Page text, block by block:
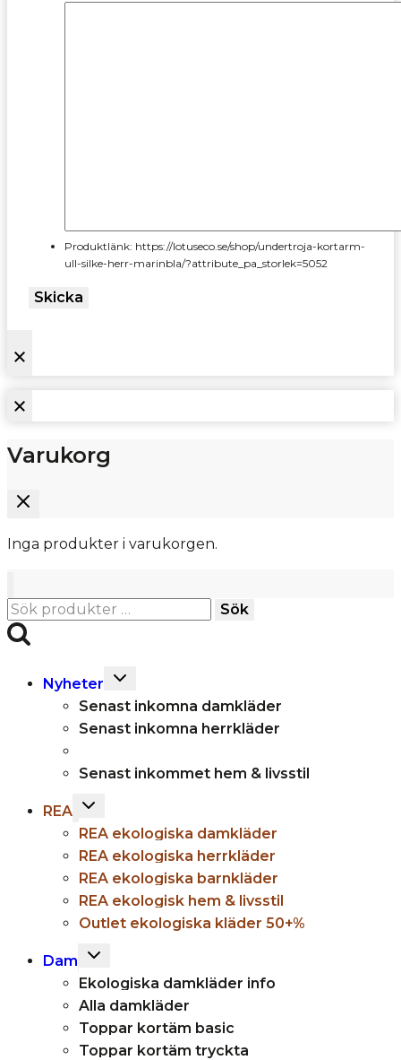
Produktlänk: https://lotuseco.se/shop/undertroja-kortarm-
ull-silke-herr-marinbla/?attribute_pa_storlek=5052
Skicka
Varukorg
Inga produkter i varukorgen.
Sök
efter:
Sök
Nyheter
Toggle
child
menu
Senast inkomna damkläder
Senast inkomna herrkläder
Senast inkommet hem & livsstil
REA Toggle
menu
REA ekologiska damkläder
REA ekologiska herrkläder
REA ekologiska barnkläder
REA ekologisk hem & livsstil
Outlet ekologiska kläder 50+%
Dam
Toggle
menu
Ekologiska damkläder info
Alla damkläder
Toppar kortäm basic
Toppar kortäm tryckta